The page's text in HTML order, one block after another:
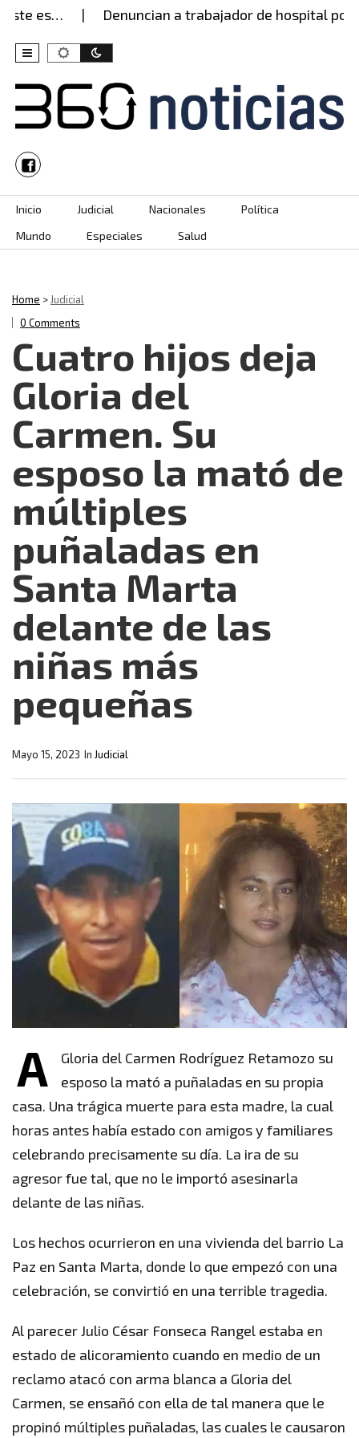
es… Denuncian a trabajador de hospital por
Skip to content
Inicio Judicial Nacionales
Política
Mundo
Especiales Salud
Home >Judicial
0 Comments
Cuatro hijos deja
Gloria del
Carmen. Su
esposo la mató de
múltiples
puñaladas en
Santa Marta
delante de las
niñas más
pequeñas
In Judicial
Mayo 15, 2023
A
Gloria del Carmen Rodríguez Retamozo su
esposo la mató a puñaladas en su propia
casa. Una trágica muerte para esta madre, la cual
horas antes había estado con amigos y familiares
celebrando precisamente su día. La ira de su
agresor fue tal, que no le importó asesinarla
delante de las niñas.
Los hechos ocurrieron en una vivienda del barrio La
Paz en Santa Marta, donde lo que empezó con una
celebración, se convirtió en una terrible tragedia.
Al parecer Julio César Fonseca Rangel estaba en
estado de alicoramiento cuando en medio de un
reclamo atacó con arma blanca a Gloria del
Carmen, se ensañó con ella de tal manera que le
propinó múltiples puñaladas, las cuales le causaron